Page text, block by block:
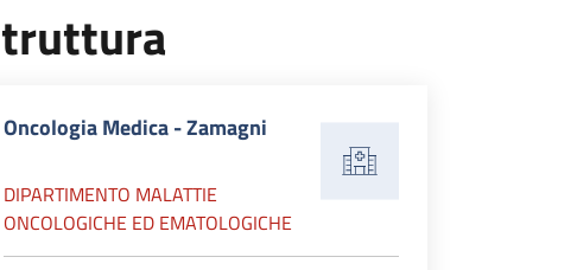
Oncologia Medica - Zamagni
DIPARTIMENTO MALATTIE
ONCOLOGICHE ED EMATOLOGICHE